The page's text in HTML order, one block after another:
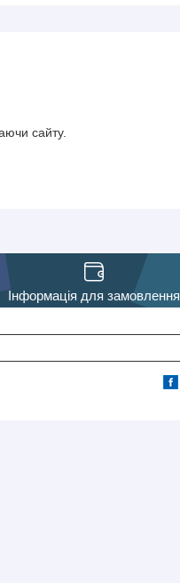
сайту.
Інформація для замовлення